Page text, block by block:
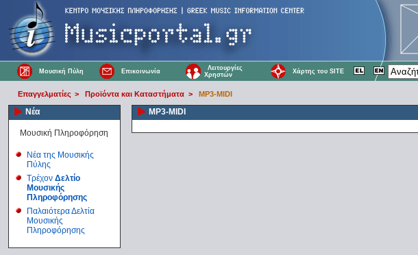
Μουσική Πύλη Επικοινωνία
Λειτουργίες
Χρηστών
Χάρτης του SITE
Επαγγελματίες > Προϊόντα και Καταστήματα > MP3-MIDI
Νέα
Μουσική Πληροφόρηση
Νέα της Μουσικής
Πύλης
Τρέχον Δελτίο
Μουσικής
Πληροφόρησης
Παλαιότερα Δελτία
Μουσικής
Πληροφόρησης
MP3-MIDI